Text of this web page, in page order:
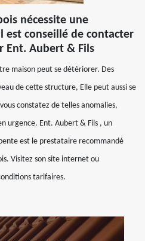
nécessite une
est conseillé de contacter
Ent. Aubert & Fils
maison peut se détériorer. Des
de cette structure, Elle peut aussi se
constatez de telles anomalies,
urgence. Ent. Aubert & Fils , un
est le prestataire recommandé
Visitez son site internet ou
tarifaires.